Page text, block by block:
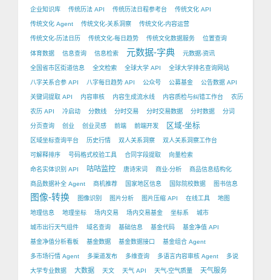
企业知识库 传统历法 API 传统历法日程参考台 传统文化 API
传统文化 Agent 传统文化-关系洞察 传统文化-内容运营
传统文化-历法日历 传统文化-每日趋势 传统文化数据服务 位置查询
体育数据 信息查询 信息检索 元数据-字典 元数据-资讯
全国省市区街道信息 全文检索 全球大学 API 全球大学排名查询网站
八字关系合参 API 八字每日趋势 API 公众号 公募基金 公告数据 API
关键词提取 API 内容审核 内容生成流水线 内容质检与纠错工作台 农历
农历 API 冷启动 分数线 分时交易 分时交易数据 分时数据 分词
分页查询 创业 创业灵感 前端 前端开发 区域-坐标
区域坐标查询平台 历史行情 双人关系洞察 双人关系洞察工作台
可解释排序 号码格式校验工具 合同字段提取 向量检索
命名实体识别 API 咕咕监控 唐诗宋词 商业-分析 商品信息结构化
商品数据补全 Agent 商机推荐 国家地区信息 国际院校数据 图书信息
图像-转换 图像识别 图片分析 图片压缩 API 在线工具 地图
地理信息 地理坐标 场内交易 场内交易基金 坐标系 城市
城市出行天气组件 域名查询 基础信息 基金代码 基金净值 API
基金净值分析看板 基金数据 基金数据接口 基金组合 Agent
多市场行情 Agent 多渠道发布 多维查询 多语言内容审核 Agent 多说
大学专业数据 大数据 天文 天气 API 天气-空气质量 天气服务